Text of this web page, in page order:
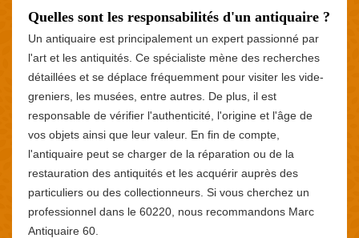
Quelles sont les responsabilités d'un antiquaire ?
Un antiquaire est principalement un expert passionné par
l'art et les antiquités. Ce spécialiste mène des recherches
détaillées et se déplace fréquemment pour visiter les vide-
greniers, les musées, entre autres. De plus, il est
responsable de vérifier l'authenticité, l'origine et l'âge de
vos objets ainsi que leur valeur. En fin de compte,
l'antiquaire peut se charger de la réparation ou de la
restauration des antiquités et les acquérir auprès des
particuliers ou des collectionneurs. Si vous cherchez un
professionnel dans le 60220, nous recommandons Marc
Antiquaire 60.